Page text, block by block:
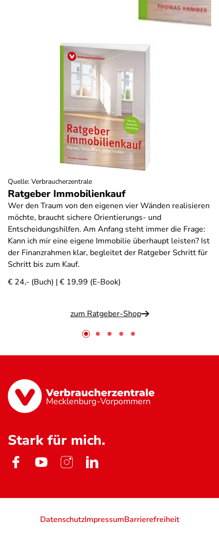
Ratgeber Immobilienkauf
Wer den Traum von den eigenen vier Wänden realisieren
möchte, braucht sichere Orientierungs- und
Entscheidungshilfen. Am Anfang steht immer die Frage:
Kann ich mir eine eigene Immobilie überhaupt leisten? Ist
der Finanzrahmen klar, begleitet der Ratgeber Schritt für
Schritt bis zum Kauf.
€ 24,- (Buch) | € 19,99 (E-Book)
zum Ratgeber-Shop
Quelle: Verbraucherzentrale
Mecklenburg-Vorpommern
Stark für mich.
DatenschutzImpressumBarrierefreiheit